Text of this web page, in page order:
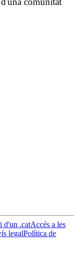
d'un .catAccés a les
legalPolítica de